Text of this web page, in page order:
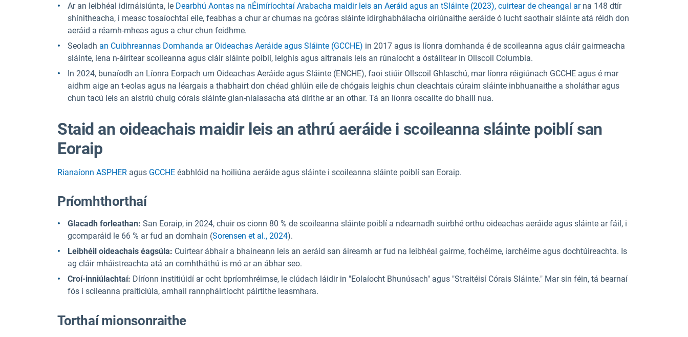
Ar an leibhéal idirnáisiúnta, le Dearbhú Aontas na nÉimíríochtaí Arabacha maidir leis an Aeráid agus an tSláinte (2023), cuirtear de cheangal arna 148 dtír
shínitheacha, i measc tosaíochtaí eile, feabhas a chur ar chumas na gcóras sláinte idirghabhálacha oiriúnaithe aeráide ó lucht saothair sláinte atá réidh don
aeráid a réamh-mheas agus a chur chun feidhme.
Seoladh an Cuibhreannas Domhanda ar Oideachas Aeráide agus Sláinte (GCCHE) in 2017 agus is líonra domhanda é de scoileanna agus cláir gairmeacha
sláinte, lena n-áirítear scoileanna agus cláir sláinte poiblí, leighis agus altranais leis an rúnaíocht a óstáiltear in Ollscoil Columbia.
In 2024, bunaíodh an Líonra Eorpach um Oideachas Aeráide agus Sláinte (ENCHE), faoi stiúir Ollscoil Ghlaschú, mar líonra réigiúnach GCCHE agus é mar
aidhm aige an t-eolas agus na léargais a thabhairt don chéad ghlúin eile de chógais leighis chun cleachtais cúraim sláinte inbhuanaithe a sholáthar agus
chun tacú leis an aistriú chuig córais sláinte glan-nialasacha atá dírithe ar an othar. Tá an líonra oscailte do bhaill nua.
Staid an oideachais maidir leis an athrú aeráide i scoileanna sláinte poiblí san
Eoraip
Rianaíonn ASPHER agus GCCHE éabhlóid na hoiliúna aeráide agus sláinte i scoileanna sláinte poiblí san Eoraip.
Príomhthorthaí
Glacadh forleathan: San Eoraip, in 2024, chuir os cionn 80 % de scoileanna sláinte poiblí a ndearnadh suirbhé orthu oideachas aeráide agus sláinte ar fáil, i
gcomparáid le 66 % ar fud an domhain (Sorensen et al., 2024).
Leibhéil oideachais éagsúla: Cuirtear ábhair a bhaineann leis an aeráid san áireamh ar fud na leibhéal gairme, fochéime, iarchéime agus dochtúireachta. Is
ag cláir mháistreachta atá an comhtháthú is mó ar an ábhar seo.
Croí-inniúlachtaí: Díríonn institiúidí ar ocht bpríomhréimse, le clúdach láidir in "Eolaíocht Bhunúsach" agus "Straitéisí Córais Sláinte." Mar sin féin, tá bearnaí
fós i scileanna praiticiúla, amhail rannpháirtíocht páirtithe leasmhara.
Torthaí mionsonraithe